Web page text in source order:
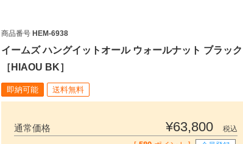
商品番号 HEM-6938
イームズ ハングイットオール ウォールナット ブラック
［HIAOU BK］
即納可能 送料無料
通常価格 ¥63,800
税込